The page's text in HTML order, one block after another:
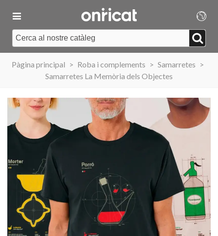
Pàgina principal > Roba i complements > Samarretes >
Samarretes La Memòria dels Objectes
Medalla commemorativa Gaudí
Motxilla Stivibags